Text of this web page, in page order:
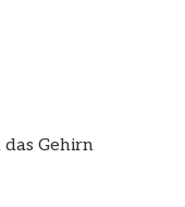
Gehirn